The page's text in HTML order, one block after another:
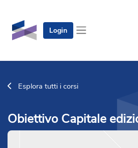
Login
Esplora tutti i corsi
Obiettivo Capitale